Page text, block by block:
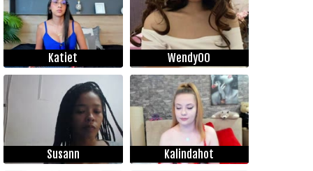
Katiet Wendy00
Susann Kalindahot